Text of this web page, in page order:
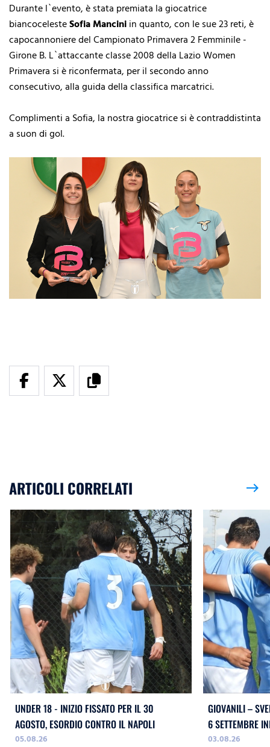
Durante l`evento, è stata premiata la giocatrice
biancocelesteSofia Manciniin quanto, con le sue 23 reti, è
capocannoniere del Campionato Primavera 2 Femminile -
Girone B. L`attaccante classe 2008 della Lazio Women
Primavera si è riconfermata, per il secondo anno
consecutivo, alla guida della classifica marcatrici.
Complimenti a Sofia, la nostra giocatrice si è contraddistinta
a suon di gol.
ARTICOLI CORRELATI east
UNDER 18 - INIZIO FISSATO PER IL 30
AGOSTO, ESORDIO CONTRO IL NAPOLI
05.08.26
GIOVANILI –
03.08.26